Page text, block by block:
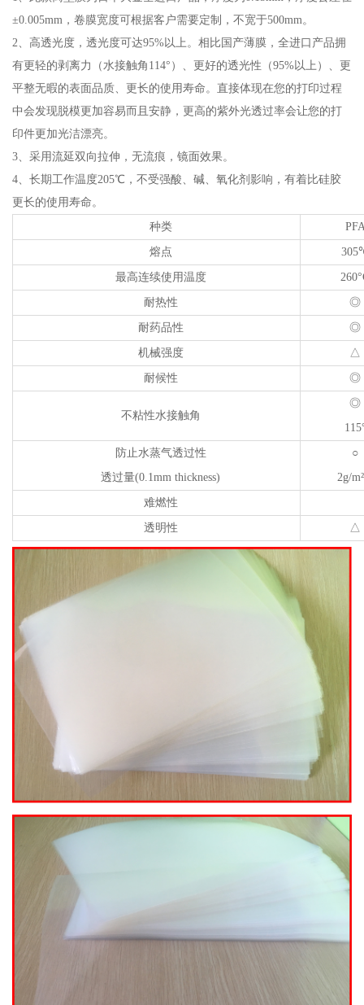
±0.005mm，卷膜宽度可根据客户需要定制，不宽于500mm。
2、高透光度，透光度可达95%以上。相比国产薄膜，全进口产品拥
有更轻的剥离力（水接触角114°）、更好的透光性（95%以上）、更
平整无暇的表面品质、更长的使用寿命。直接体现在您的打印过程
中会发现脱模更加容易而且安静，更高的紫外光透过率会让您的打
印件更加光洁漂亮。
3、采用流延双向拉伸，无流痕，镜面效果。
4、长期工作温度205℃，不受强酸、碱、氧化剂影响，有着比硅胶
更长的使用寿命。
种类
熔点
最高连续使用温度
耐热性 ◎
耐药品性 ◎
机械强度 △
耐候性 ◎
不粘性水接触角
◎
防止水蒸气透过性
透过量(0.1mm thickness)
○
2g/
难燃性
透明性 △